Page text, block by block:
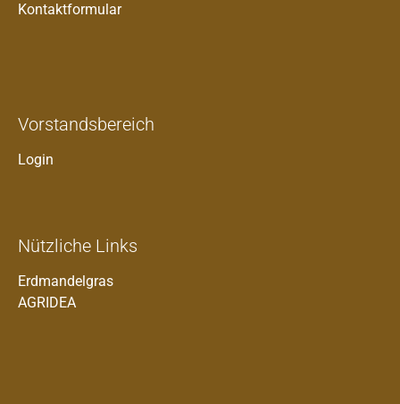
Kontaktformular
Vorstandsbereich
Login
Nützliche Links
Erdmandelgras
AGRIDEA